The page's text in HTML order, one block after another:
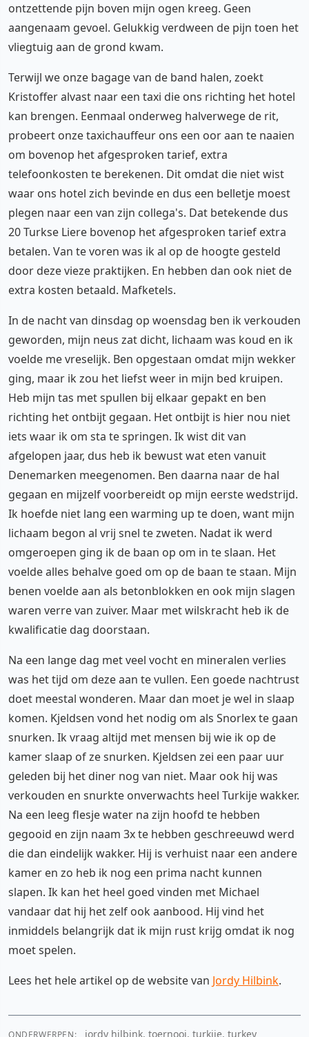
ontzettende pijn boven mijn ogen kreeg. Geen
aangenaam gevoel. Gelukkig verdween de pijn toen het
vliegtuig aan de grond kwam.
Terwijl we onze bagage van de band halen, zoekt
Kristoffer alvast naar een taxi die ons richting het hotel
kan brengen. Eenmaal onderweg halverwege de rit,
probeert onze taxichauffeur ons een oor aan te naaien
om bovenop het afgesproken tarief, extra
telefoonkosten te berekenen. Dit omdat die niet wist
waar ons hotel zich bevinde en dus een belletje moest
plegen naar een van zijn collega's. Dat betekende dus
20 Turkse Liere bovenop het afgesproken tarief extra
betalen. Van te voren was ik al op de hoogte gesteld
door deze vieze praktijken. En hebben dan ook niet de
extra kosten betaald. Mafketels.
In de nacht van dinsdag op woensdag ben ik verkouden
geworden, mijn neus zat dicht, lichaam was koud en ik
voelde me vreselijk. Ben opgestaan omdat mijn wekker
ging, maar ik zou het liefst weer in mijn bed kruipen.
Heb mijn tas met spullen bij elkaar gepakt en ben
richting het ontbijt gegaan. Het ontbijt is hier nou niet
iets waar ik om sta te springen. Ik wist dit van
afgelopen jaar, dus heb ik bewust wat eten vanuit
Denemarken meegenomen. Ben daarna naar de hal
gegaan en mijzelf voorbereidt op mijn eerste wedstrijd.
Ik hoefde niet lang een warming up te doen, want mijn
lichaam begon al vrij snel te zweten. Nadat ik werd
omgeroepen ging ik de baan op om in te slaan. Het
voelde alles behalve goed om op de baan te staan. Mijn
benen voelde aan als betonblokken en ook mijn slagen
waren verre van zuiver. Maar met wilskracht heb ik de
kwalificatie dag doorstaan.
Na een lange dag met veel vocht en mineralen verlies
was het tijd om deze aan te vullen. Een goede nachtrust
doet meestal wonderen. Maar dan moet je wel in slaap
komen. Kjeldsen vond het nodig om als Snorlex te gaan
snurken. Ik vraag altijd met mensen bij wie ik op de
kamer slaap of ze snurken. Kjeldsen zei een paar uur
geleden bij het diner nog van niet. Maar ook hij was
verkouden en snurkte onverwachts heel Turkije wakker.
Na een leeg flesje water na zijn hoofd te hebben
gegooid en zijn naam 3x te hebben geschreeuwd werd
die dan eindelijk wakker. Hij is verhuist naar een andere
kamer en zo heb ik nog een prima nacht kunnen
slapen. Ik kan het heel goed vinden met Michael
vandaar dat hij het zelf ook aanbood. Hij vind het
inmiddels belangrijk dat ik mijn rust krijg omdat ik nog
moet spelen.
Lees het hele artikel op de website van Jordy Hilbink.
ONDERWERPEN: jordy hilbink, toernooi, turkije, turkey